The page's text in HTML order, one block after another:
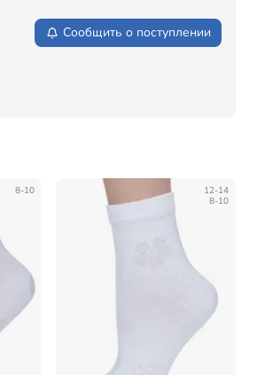
Сообщить о поступлении
8-10
12-14
8-10